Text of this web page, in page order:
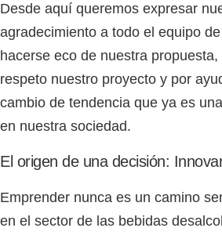
Desde aquí queremos expresar
agradecimiento a todo el equipo de
hacerse eco de nuestra
respeto nuestro proyecto y por
cambio de tendencia que ya es
en nuestra sociedad.
El origen de una decisión:
Emprender nunca es un camino
en el sector de las bebidas